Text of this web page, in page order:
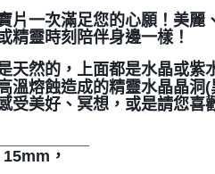
片一次滿足您的心願！美麗
精靈時刻陪伴身邊一樣！
天然的，上面都是水晶或
溫熔蝕造成的精靈水晶晶洞
受美好、冥想，或是請您
，